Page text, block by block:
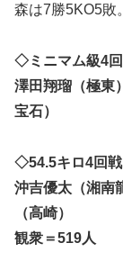
森は7勝5KO5敗。
◇ミニマム級4
澤田翔瑠（極東
宝石）
◇54.5キロ4回戦
沖吉優太（湘南
（高崎）
観衆＝519人